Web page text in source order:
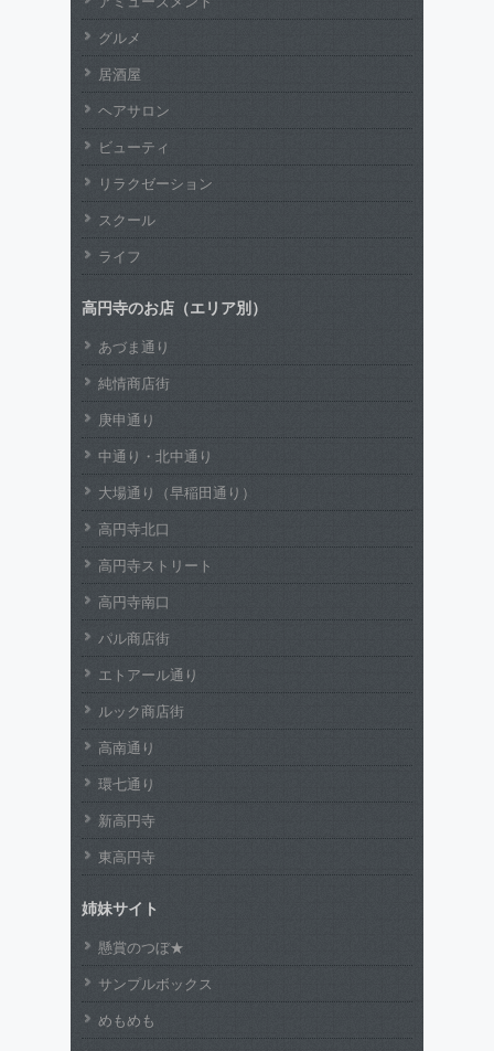
グルメ
居酒屋
ヘアサロン
ビューティ
リラクゼーション
スクール
ライフ
高円寺のお店（エリア別）
あづま通り
純情商店街
庚申通り
中通り・北中通り
大場通り（早稲田通り）
高円寺北口
高円寺ストリート
高円寺南口
パル商店街
エトアール通り
ルック商店街
高南通り
環七通り
新高円寺
東高円寺
姉妹サイト
懸賞のつぼ★
サンプルボックス
めもめも